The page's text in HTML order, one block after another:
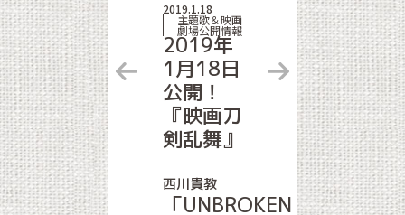
2019.1.18
主題歌＆映画
劇場公開情報
2019年
1月18日
公開！
『映画刀
剣乱舞』
西川貴教
「UNBROKEN（feat.